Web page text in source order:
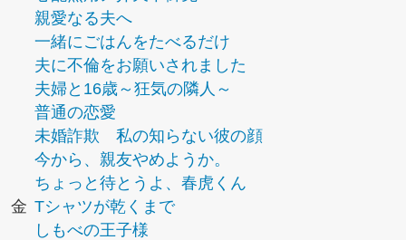
親愛なる夫へ
一緒にごはんをたべるだけ
夫に不倫をお願いされました
夫婦と16歳～狂気の隣人～
普通の恋愛
未婚詐欺 私の知らない彼の顔
今から、親友やめようか。
ちょっと待とうよ、春虎くん
金 Tシャツが乾くまで
しもべの王子様